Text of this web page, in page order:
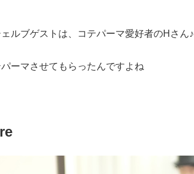
ルブゲストは、コテパーマ愛好者のHさん♪
ーマさせてもらったんですよね